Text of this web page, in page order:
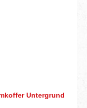
Untergrund